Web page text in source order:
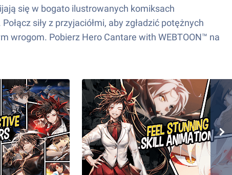
się w bogato ilustrowanych komiksach
siły z przyjaciółmi, aby zgładzić potężnych
wrogom. Pobierz Hero Cantare with WEBTOON™ na